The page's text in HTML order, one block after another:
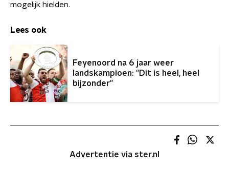
mogelijk hielden.
Lees ook
Feyenoord na 6 jaar weer
landskampioen: "Dit is heel, heel
bijzonder"
Advertentie via ster.nl